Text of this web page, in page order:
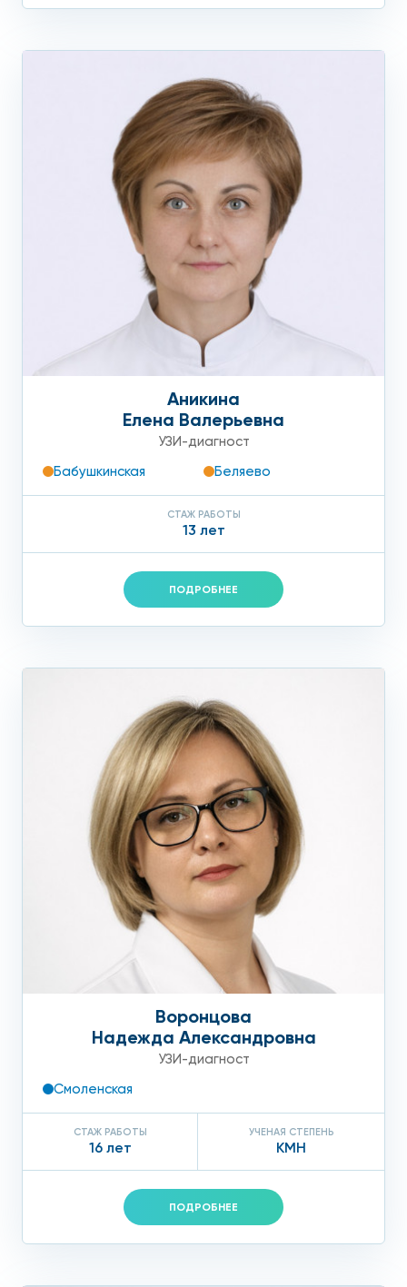
Аникина
Елена Валерьевна
УЗИ-диагност
Бабушкинская
Беляево
СТАЖ РАБОТЫ
13 лет
ПОДРОБНЕЕ
Воронцова
Надежда Александровна
УЗИ-диагност
Смоленская
СТАЖ РАБОТЫ
16 лет
УЧЕНАЯ СТЕПЕНЬ
КМН
ПОДРОБНЕЕ